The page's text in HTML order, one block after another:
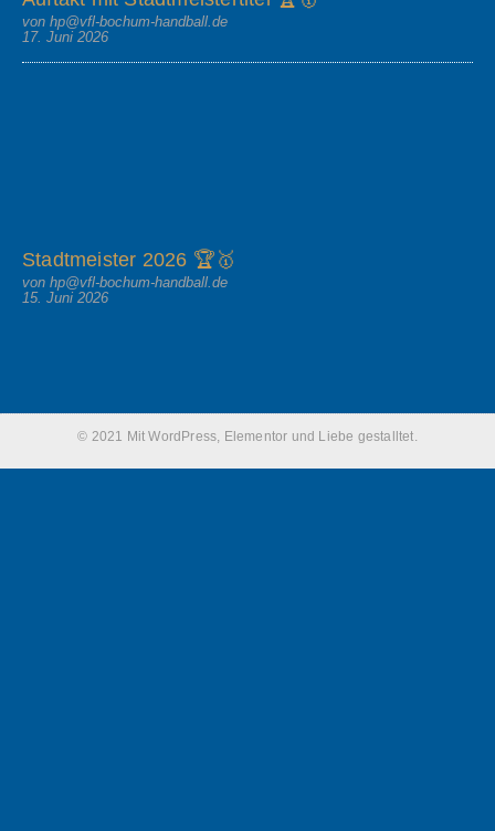
von hp@vfl-bochum-handball.de
17. Juni 2026
Stadtmeister 2026 🏆🥇
von hp@vfl-bochum-handball.de
15. Juni 2026
© 2021 Mit WordPress, Elementor und Liebe gestalltet.